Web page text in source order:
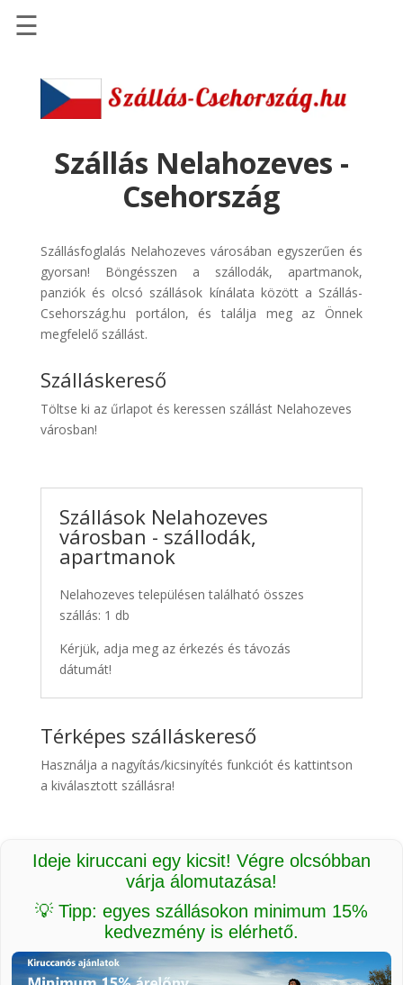
Szállások
Szállásinfo.eu
pénzvisszatérítéssel
Discover
Cars
Transzfer
Kiwi
Taxi
☰
Szállás Nelahozeves -
Csehország
Szállásfoglalás Nelahozeves városában egyszerűen és
gyorsan! Böngésszen a szállodák, apartmanok,
panziók és olcsó szállások kínálata között a Szállás-
Csehország.hu portálon, és találja meg az Önnek
megfelelő szállást.
Szálláskereső
Töltse ki az űrlapot és keressen szállást Nelahozeves
városban!
Szállások Nelahozeves
városban - szállodák,
apartmanok
Nelahozeves településen található összes
szállás: 1 db
Kérjük, adja meg az érkezés és távozás
dátumát!
Térképes szálláskereső
Használja a nagyítás/kicsinyítés funkciót és kattintson
a kiválasztott szállásra!
Ideje kiruccani egy kicsit! Végre olcsóbban
várja álomutazása!
💡 Tipp: egyes szállásokon minimum 15%
kedvezmény is elérhető.